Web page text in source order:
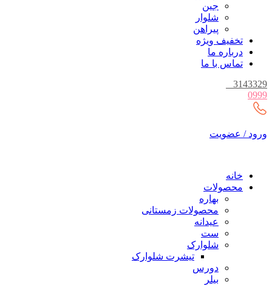
جین
شلوار
پیراهن
تخفیف ویژه
درباره ما
تماس با ما
3143329
0999
ورود / عضویت
خانه
محصولات
بهاره
محصولات زمستانی
عیدانه
ست
شلوارک
تیشرت شلوارک
دورس
بیلر